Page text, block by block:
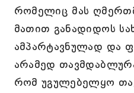
რომელიც მას
მათით განადიდოს
ამპარტავნულად და
არამედ
რომ უგულებელყო